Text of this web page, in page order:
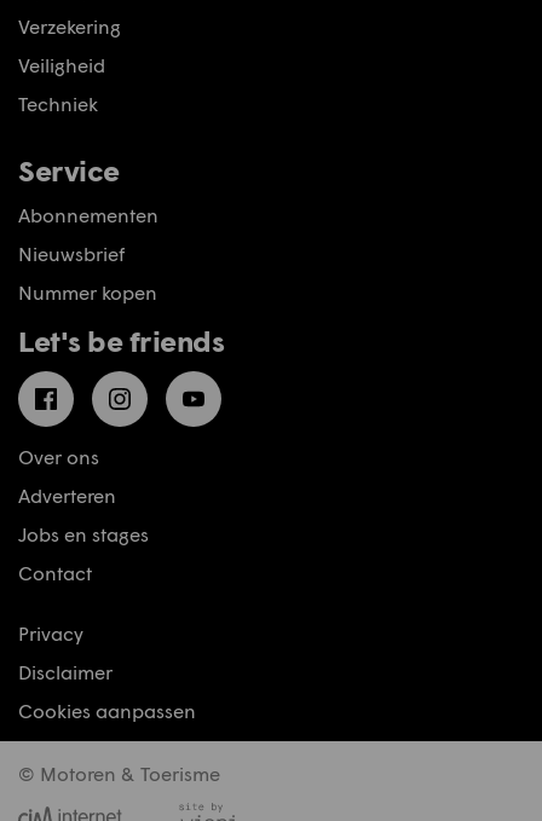
Verzekering
Veiligheid
Techniek
Service
Abonnementen
Nieuwsbrief
Nummer kopen
Let's be friends
FacebookInstagramYouTube
Over ons
Adverteren
Jobs en stages
Contact
Privacy
Disclaimer
Cookies aanpassen
© Motoren & Toerisme